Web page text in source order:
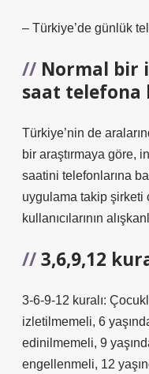
– Türkiye’de günlük
Normal bir
saat telefona
Türkiye’nin de
bir araştırmaya göre,
saatini telefonlarına
uygulama takip şirketi
kullanıcılarının
3,6,9,12
3-6-9-12 kuralı:
izletilmemeli, 6
edinilmemeli, 9
engellenmeli, 12